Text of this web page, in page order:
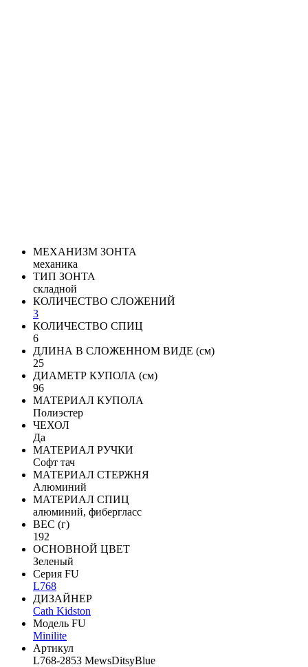
МЕХАНИЗМ ЗОНТА
механика
ТИП ЗОНТА
складной
КОЛИЧЕСТВО СЛОЖЕНИЙ
3
КОЛИЧЕСТВО СПИЦ
6
ДЛИНА В СЛОЖЕННОМ ВИДЕ (см)
25
ДИАМЕТР КУПОЛА (см)
96
МАТЕРИАЛ КУПОЛА
Полиэстер
ЧЕХОЛ
Да
МАТЕРИАЛ РУЧКИ
Софт тач
МАТЕРИАЛ СТЕРЖНЯ
Алюминий
МАТЕРИАЛ СПИЦ
алюминий, фибергласс
ВЕС (г)
192
ОСНОВНОЙ ЦВЕТ
Зеленый
Серия FU
L768
ДИЗАЙНЕР
Cath Kidston
Модель FU
Minilite
Артикул
L768-2853 MewsDitsyBlue